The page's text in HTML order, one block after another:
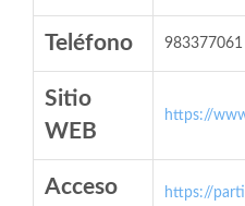
Teléfono 983377061
Sitio
WEB
https://
Acceso
https://